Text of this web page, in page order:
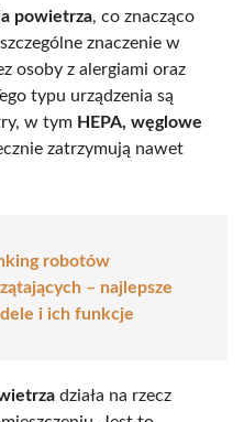
powietrza, co znacząco
znaczenie w
osoby z alergiami oraz
typu urządzenia są
w tym HEPA, węglowe
zatrzymują nawet
robotów
– najlepsze
i ich funkcje
działa na rzecz